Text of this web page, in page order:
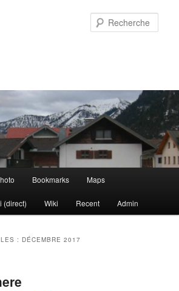
Bookmarks Maps
(direct) Wiki Recent Admin
: DÉCEMBRE 2017